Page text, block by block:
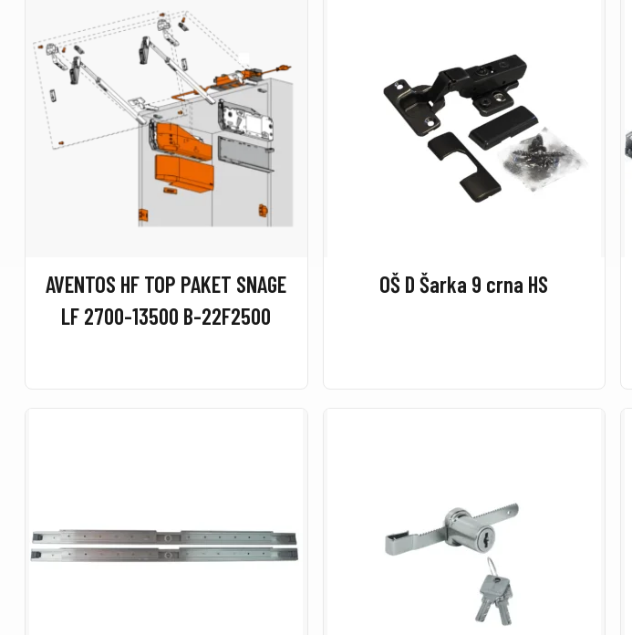
AVENTOS HF TOP PAKET SNAGE
LF 2700-13500 B-22F2500
OŠ D Šarka 9 crna HS